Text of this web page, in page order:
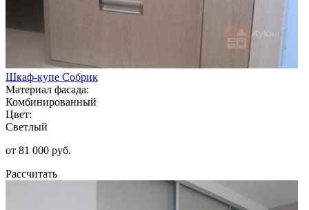
Шкаф-купе Собрик
Материал фасада:
Комбинированный
Цвет:
Светлый
от 81 000 руб.
Рассчитать